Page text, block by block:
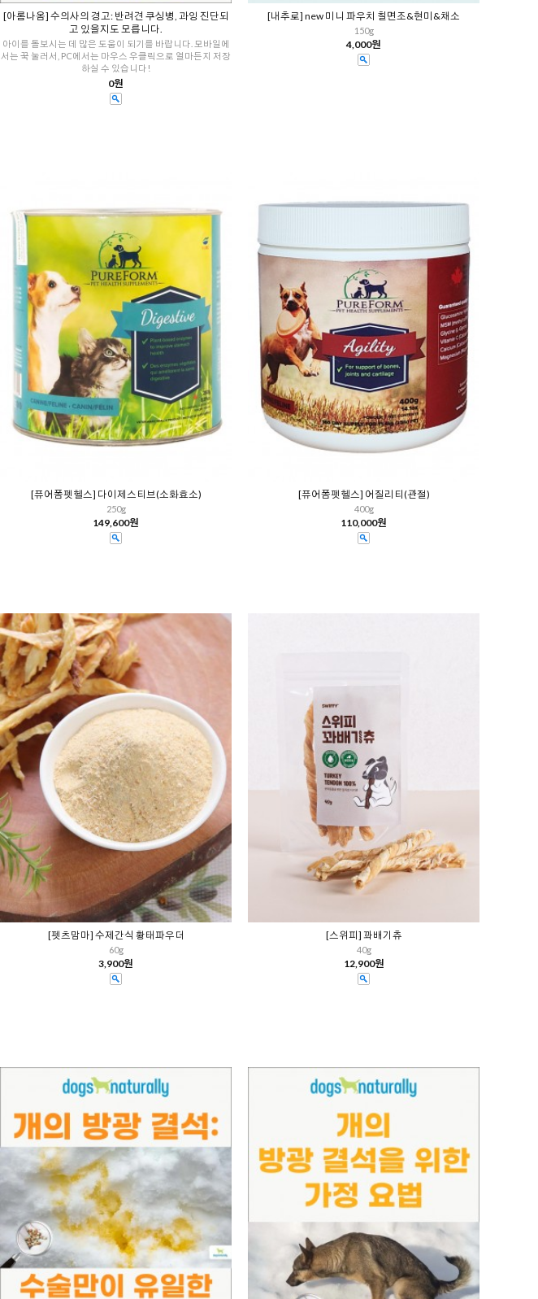
[아롬나옴] 수의사의 경고: 반려견 쿠싱병, 과잉 진단되
고 있을지도 모릅니다.
아이를 돌보시는 데 많은 도움이 되기를 바랍니다. 모바일에
서는 꾹 눌러서, PC에서는 마우스 우클릭으로 얼마든지 저장
하실 수 있습니다!
0원
[내추로] new 미니 파우치 칠면조&현미&채소
150g
4,000원
[퓨어폼펫헬스] 다이제스티브(소화효소)
250g
149,600원
[퓨어폼펫헬스] 어질리티(관절)
400g
110,000원
[펫츠맘마] 수제간식 황태파우더
60g
3,900원
[스위피] 꽈배기츄
40g
12,900원